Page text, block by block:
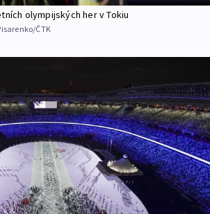
olympijských her v Tokiu
ČTK